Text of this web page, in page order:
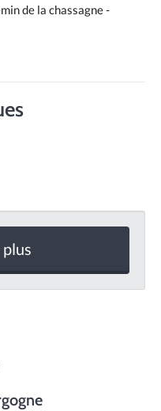
de la chassagne -